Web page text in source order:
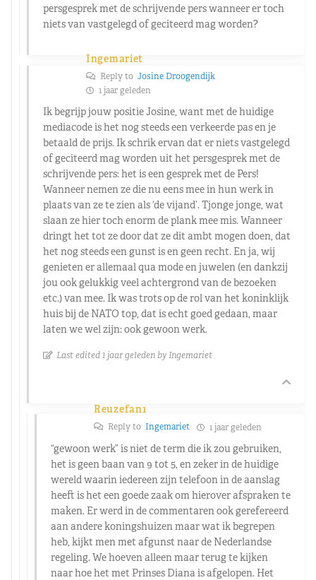
persgesprek met de schrijvende pers wanneer er toch
niets van vastgelegd of geciteerd mag worden?
Ingemariet
Reply to Josine Droogendijk
1 jaar geleden
Ik begrijp jouw positie Josine, want met de huidige
mediacode is het nog steeds een verkeerde pas en je
betaald de prijs. Ik schrik ervan dat er niets vastgelegd
of geciteerd mag worden uit het persgesprek met de
schrijvende pers: het is een gesprek met de Pers!
Wanneer nemen ze die nu eens mee in hun werk in
plaats van ze te zien als ‘de vijand’. Tjonge jonge, wat
slaan ze hier toch enorm de plank mee mis. Wanneer
dringt het tot ze door dat ze dit ambt mogen doen, dat
het nog steeds een gunst is en geen recht. En ja, wij
genieten er allemaal qua mode en juwelen (en dankzij
jou ook gelukkig veel achtergrond van de bezoeken
etc.) van mee. Ik was trots op de rol van het koninklijk
huis bij de NATO top, dat is echt goed gedaan, maar
laten we wel zijn: ook gewoon werk.
Last edited 1 jaar geleden by Ingemariet
Reuzefan1
Reply to Ingemariet 1 jaar geleden
“gewoon werk” is niet de term die ik zou gebruiken,
het is geen baan van 9 tot 5, en zeker in de huidige
wereld waarin iedereen zijn telefoon in de aanslag
heeft is het een goede zaak om hierover afspraken te
maken. Er werd in de commentaren ook gerefereerd
aan andere koningshuizen maar wat ik begrepen
heb, kijkt men met afgunst naar de Nederlandse
regeling. We hoeven alleen maar terug te kijken
naar hoe het met Prinses Diana is afgelopen. Het